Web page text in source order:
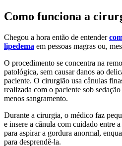
Como funciona a
Chegou a hora então de entender
lipedema em pessoas magras ou,
O procedimento se concentra na
patológica, sem causar danos ao
paciente. O cirurgião usa cânulas
realizada com o paciente sob
menos sangramento.
Durante a cirurgia, o médico faz
e insere a cânula com cuidado entre
para aspirar a gordura anormal,
para desprendê-la.